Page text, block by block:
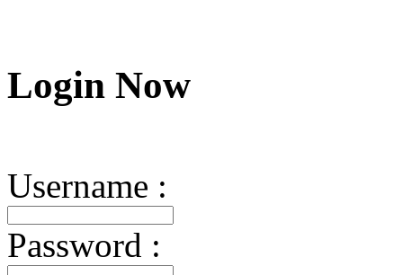
Login Now
Username :
Password :